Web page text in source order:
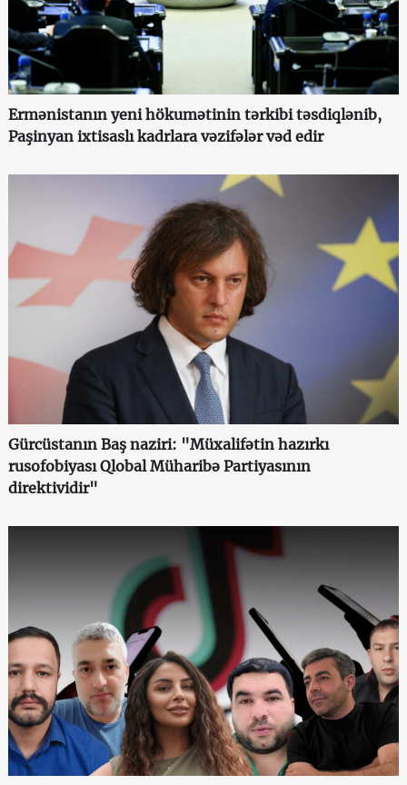
Ermənistanın yeni hökumətinin tərkibi təsdiqlənib,
Paşinyan ixtisaslı kadrlara vəzifələr vəd edir
Gürcüstanın Baş naziri: "Müxalifətin hazırkı
rusofobiyası Qlobal Müharibə Partiyasının
direktividir"